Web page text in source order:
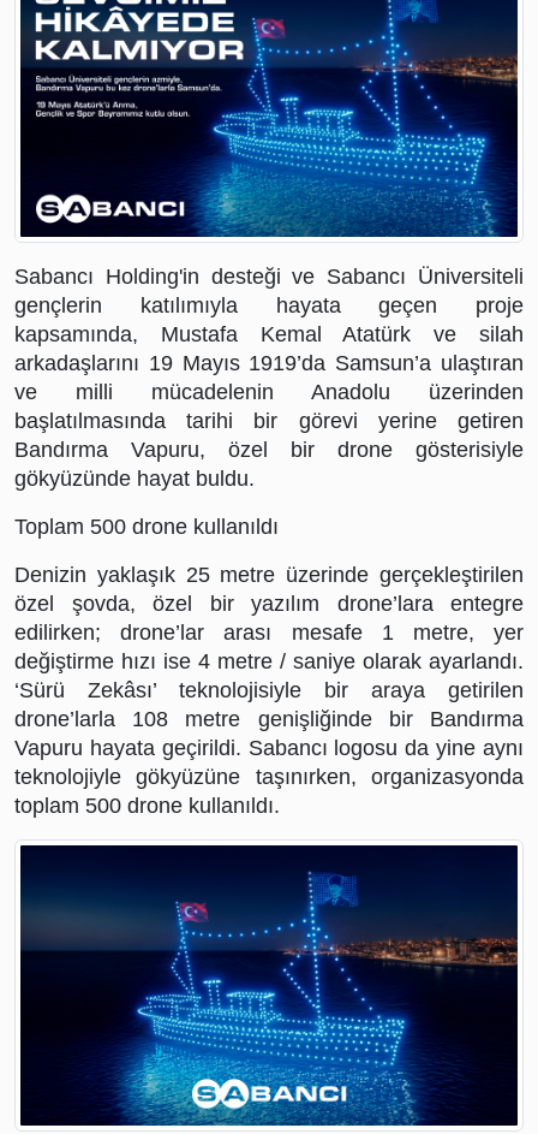
Ortaklarımız
Arşiv
Hakkımızda
Künye
İletişim
Sabancı Holding'in desteği ve Sabancı Üniversiteli
gençlerin katılımıyla hayata geçen proje
kapsamında, Mustafa Kemal Atatürk ve silah
arkadaşlarını 19 Mayıs 1919’da Samsun’a ulaştıran
ve milli mücadelenin Anadolu üzerinden
başlatılmasında tarihi bir görevi yerine getiren
Bandırma Vapuru, özel bir drone gösterisiyle
gökyüzünde hayat buldu.
Toplam 500 drone kullanıldı
Denizin yaklaşık 25 metre üzerinde gerçekleştirilen
özel şovda, özel bir yazılım drone’lara entegre
edilirken; drone’lar arası mesafe 1 metre, yer
değiştirme hızı ise 4 metre / saniye olarak ayarlandı.
‘Sürü Zekâsı’ teknolojisiyle bir araya getirilen
drone’larla 108 metre genişliğinde bir Bandırma
Vapuru hayata geçirildi. Sabancı logosu da yine aynı
teknolojiyle gökyüzüne taşınırken, organizasyonda
toplam 500 drone kullanıldı.